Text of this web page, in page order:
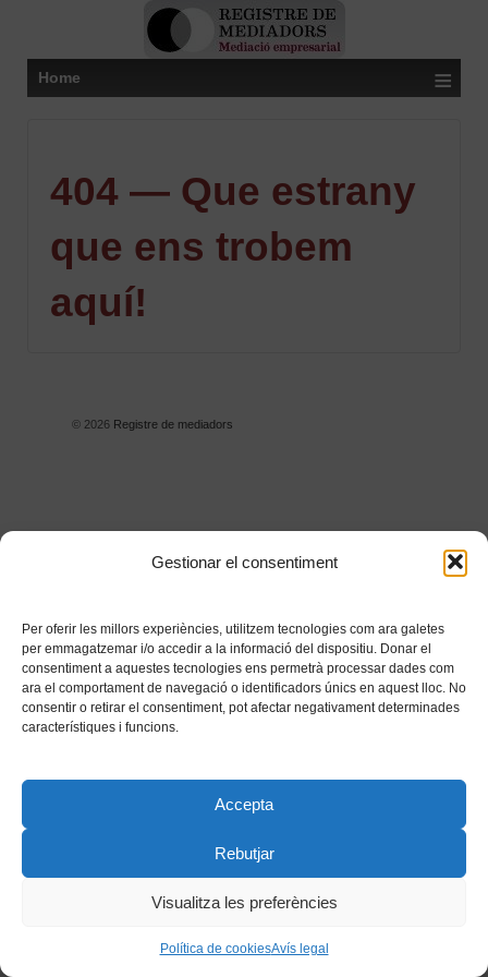
Gestionar el consentiment
Per oferir les millors experiències, utilitzem tecnologies com ara galetes
per emmagatzemar i/o accedir a la informació del dispositiu. Donar el
consentiment a aquestes tecnologies ens permetrà processar dades com
ara el comportament de navegació o identificadors únics en aquest lloc. No
consentir o retirar el consentiment, pot afectar negativament determinades
característiques i funcions.
Accepta
Rebutjar
Visualitza les preferències
Política de cookiesAvís legal
Home ≡
404 — Que estrany
que ens trobem
aquí!
© 2026Registre de mediadors